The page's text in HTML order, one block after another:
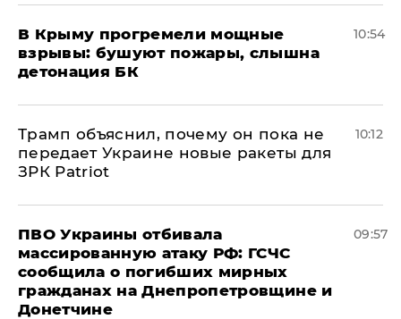
В Крыму прогремели мощные
взрывы: бушуют пожары, слышна
детонация БК
10:54
Трамп объяснил, почему он пока не
передает Украине новые ракеты для
ЗРК Patriot
10:12
ПВО Украины отбивала
массированную атаку РФ: ГСЧС
сообщила о погибших мирных
гражданах на Днепропетровщине и
Донетчине
09:57